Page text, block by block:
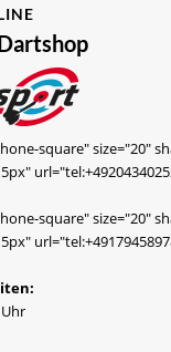
square" size="20"
square" size="20"